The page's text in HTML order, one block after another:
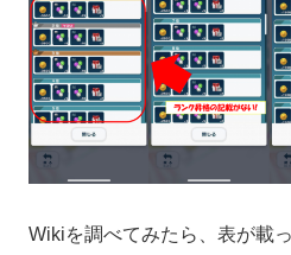
Wikiを調べてみたら、表が載